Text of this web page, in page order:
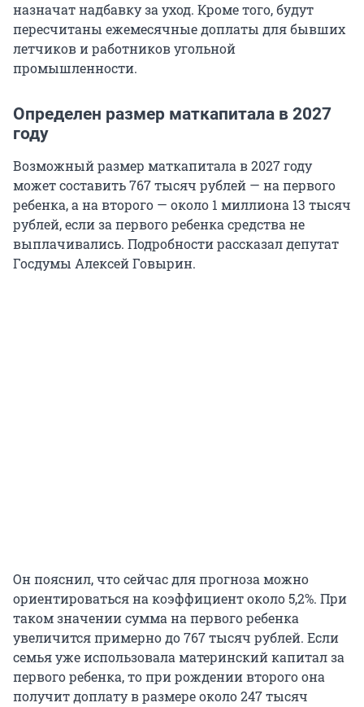
назначат надбавку за уход. Кроме того, будут
пересчитаны ежемесячные доплаты для бывших
летчиков и работников угольной
промышленности.
Определен размер маткапитала в 2027
году
Возможный размер маткапитала в 2027 году
может составить 767 тысяч рублей — на первого
ребенка, а на второго — около 1 миллиона 13 тысяч
рублей, если за первого ребенка средства не
выплачивались. Подробности рассказал депутат
Госдумы Алексей Говырин.
Он пояснил, что сейчас для прогноза можно
ориентироваться на коэффициент около 5,2%. При
таком значении сумма на первого ребенка
увеличится примерно до 767 тысяч рублей. Если
семья уже использовала материнский капитал за
первого ребенка, то при рождении второго она
получит доплату в размере около 247 тысяч